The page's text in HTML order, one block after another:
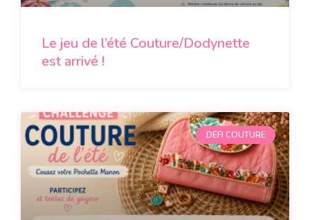
Le jeu de l’été Couture/Dodynette
est arrivé !
DÉFI COUTURE